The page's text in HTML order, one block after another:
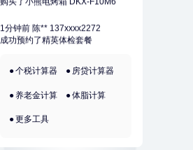
成功预约了精英体检套餐
成功预约了妇科套餐
2分钟前 潘* 151xxxx4069
个税计算器 房贷计算器
养老金计算 体脂计算
更多工具